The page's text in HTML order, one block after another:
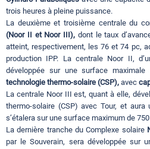
trois heures à pleine puissance.
La deuxième et troisième centrale du
(Noor II et Noor III), dont le taux
atteint, respectivement, les 76 et 74 pc,
production IPP. La centrale Noor II,
développée sur une surface
technologie thermo-solaire (CSP), avec
La centrale Noor III est, quant à elle,
thermo-solaire (CSP) avec Tour, et
s’étalera sur une surface maximum de
La dernière tranche du Complexe solaire
par le Souverain, sera développée sur